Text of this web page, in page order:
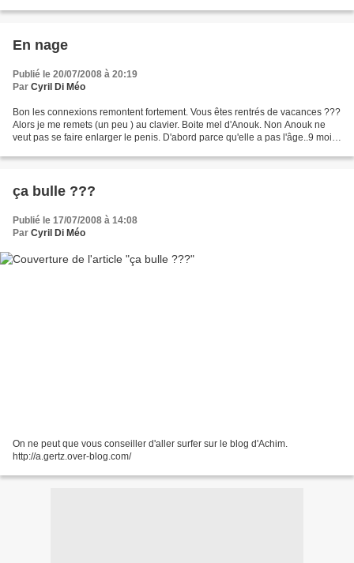
En nage
Publié le 20/07/2008 à 20:19
Par Cyril Di Méo
Bon les connexions remontent fortement. Vous êtes rentrés de vacances ???
Alors je me remets (un peu ) au clavier. Boite mel d'Anouk. Non Anouk ne
veut pas se faire enlarger le penis. D'abord parce qu'elle a pas l'âge..9 mois
ça bulle ???
Publié le 17/07/2008 à 14:08
Par Cyril Di Méo
On ne peut que vous conseiller d'aller surfer sur le blog d'Achim.
http://a.gertz.over-blog.com/